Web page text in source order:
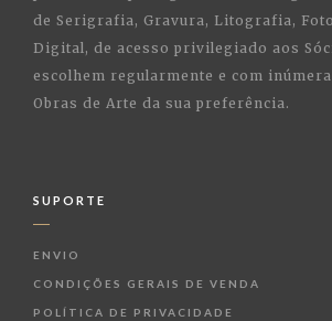
de Serigrafia, Gravura, Litografia,
Digital, de acesso privilegiado aos
escolhem regularmente e com
Obras de Arte da sua preferência.
SUPORTE
ENVIO
CONDIÇÕES GERAIS DE VENDA
POLÍTICA DE PRIVACIDADE